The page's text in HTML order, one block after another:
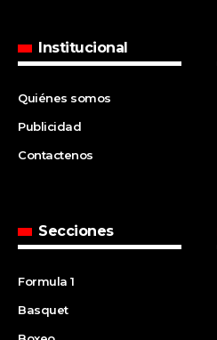
Institucional
Quiénes somos
Publicidad
Contactenos
Secciones
Formula 1
Basquet